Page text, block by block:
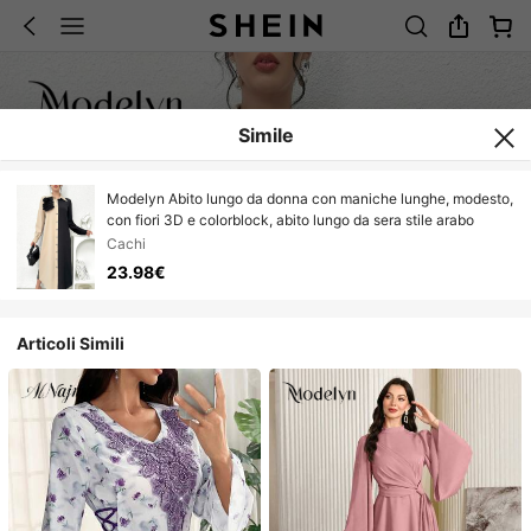
Simile
Modelyn Abito lungo da donna con maniche lunghe, modesto,
con fiori 3D e colorblock, abito lungo da sera stile arabo
Cachi
23.98€
Articoli Simili